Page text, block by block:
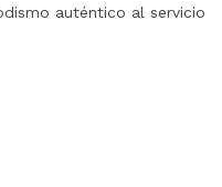
auténtico al servicio